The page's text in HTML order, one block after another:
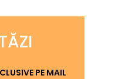
PE MAIL